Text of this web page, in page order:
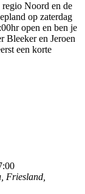
Noord en de
op zaterdag
open en ben je
Bleeker en Jeroen
een korte
Friesland,